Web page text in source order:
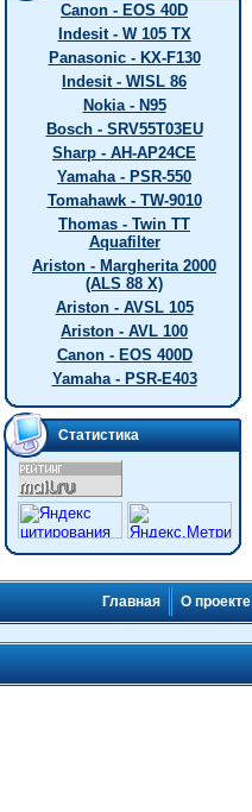
Canon - EOS 40D
Indesit - W 105 TX
Panasonic - KX-F130
Indesit - WISL 86
Nokia - N95
Bosch - SRV55T03EU
Sharp - AH-AP24CE
Yamaha - PSR-550
Tomahawk - TW-9010
Thomas - Twin TT
Aquafilter
Ariston - Margherita 2000
(ALS 88 X)
Ariston - AVSL 105
Ariston - AVL 100
Canon - EOS 400D
Yamaha - PSR-E403
Статистика
Главная О проекте